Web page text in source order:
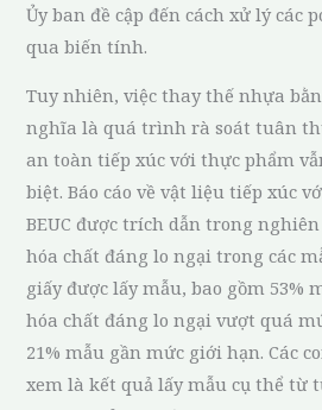
Ủy ban đề cập đến cách xử lý các
qua biến tính.
Tuy nhiên, việc thay thế nhựa
nghĩa là quá trình rà soát tuân
an toàn tiếp xúc với thực phẩm
biệt. Báo cáo về vật liệu tiếp xúc
BEUC được trích dẫn trong
hóa chất đáng lo ngại trong các
giấy được lấy mẫu, bao gồm 53%
hóa chất đáng lo ngại vượt quá
21% mẫu gần mức giới hạn. Các
xem là kết quả lấy mẫu cụ thể từ